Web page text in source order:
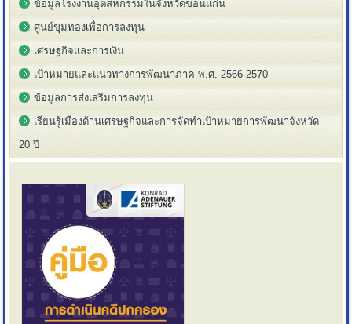
ข้อมูลโรงงานอุตสหกรรมในจังหวัดขอนแก่น
ศูนย์ขุมทองเพื่อการลงทุน
เศรษฐกิจและการเงิน
เป้าหมายและแนวทางการพัฒนาภาค พ.ศ. 2566-2570
ข้อมูลการส่งเสริมการลงทุน
เรียนรู้เมืองด้านเศรษฐกิจและการจัดทำเป้าหมายการพัฒนาจังหวัด
20 ปี